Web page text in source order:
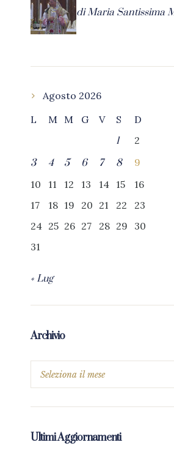
di Maria Santissima
Agosto 2026
L
M M G V S
D
1
2
3
4 5 6 7 8
9
10
11 12 13 14 15
16
17
18 19 20 21 22
23
24 25 26 27 28 29
30
31
« Lug
Archivio
Ultimi Aggiornamenti